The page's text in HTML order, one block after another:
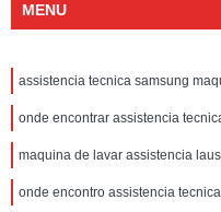
MENU
assistencia tecnica samsung
onde encontrar assistencia
maquina de lavar assistencia
onde encontro assistencia